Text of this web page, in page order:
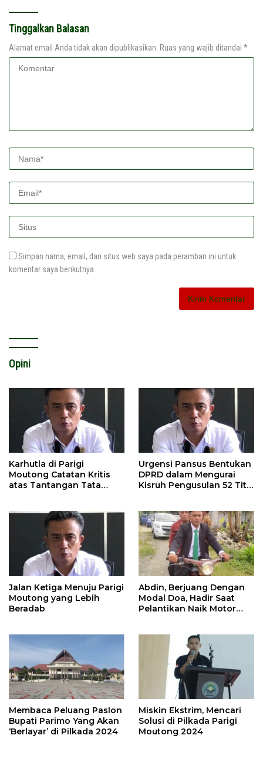
Tinggalkan Balasan
Alamat email Anda tidak akan dipublikasikan. Ruas yang wajib ditandai *
Simpan nama, email, dan situs web saya pada peramban ini untuk
komentar saya berikutnya.
Opini
Karhutla di Parigi
Moutong Catatan Kritis
atas Tantangan Tata
Urgensi Pansus Bentukan
DPRD dalam Mengurai
Kisruh Pengusulan 52 Titik
Jalan Ketiga Menuju Parigi
Moutong yang Lebih
Beradab
Abdin, Berjuang Dengan
Modal Doa, Hadir Saat
Pelantikan Naik Motor
Membaca Peluang Paslon
Bupati Parimo Yang Akan
‘Berlayar’ di Pilkada 2024
Miskin Ekstrim, Mencari
Solusi di Pilkada Parigi
Moutong 2024